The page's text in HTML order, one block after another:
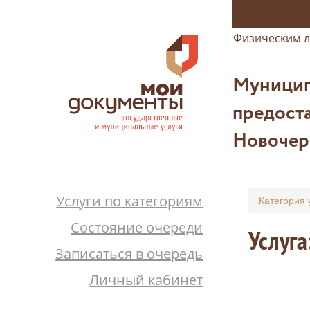
Физическим
Услуги по категориям
Состояние очереди
Записаться в очередь
Личный кабинет
Категория